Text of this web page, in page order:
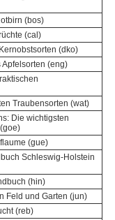
(bos)
(cal)
(dko)
(eng)
Traubensorten (wat)
Die wichtigsten
(gue)
Schleswig-Holstein
(hin)
Feld und Garten (jun)
(reb)